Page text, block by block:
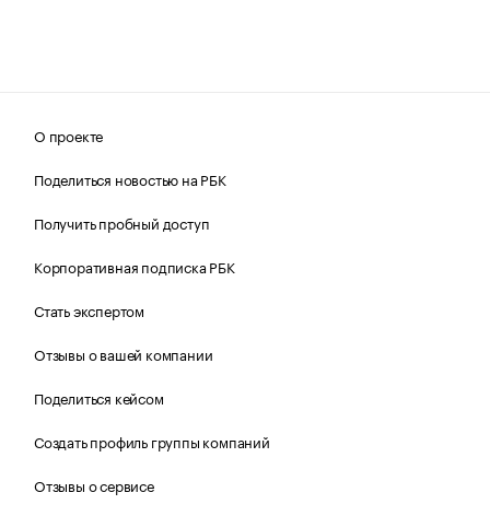
О проекте
Поделиться новостью на РБК
Получить пробный доступ
Корпоративная подписка РБК
Стать экспертом
Отзывы о вашей компании
Поделиться кейсом
Создать профиль группы компаний
Отзывы о сервисе